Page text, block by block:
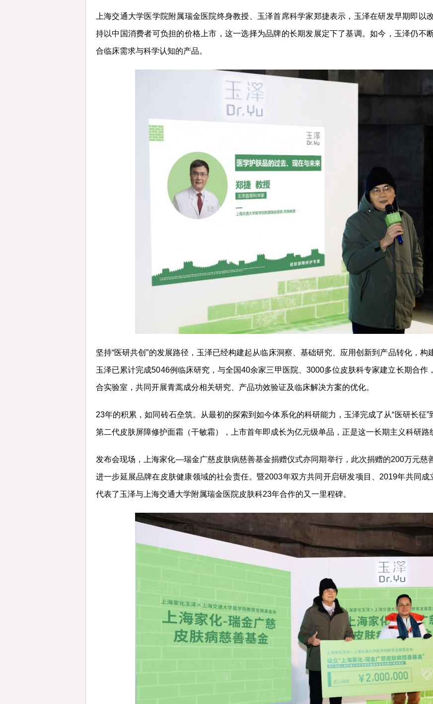
上海交通大学医学院附属瑞金医院终身教授、玉泽首席科学家郑捷表示，玉泽在研发早期即以
持以中国消费者可负担的价格上市，这一选择为品牌的长期发展定下了基调。如今，玉泽仍不
合临床需求与科学认知的产品。
坚持“医研共创”的发展路径，玉泽已经构建起从临床洞察、基础研究、应用创新到产品转化，构
玉泽已累计完成5046例临床研究，与全国40余家三甲医院、3000多位皮肤科专家建立长期合作
合实验室，共同开展青蒿成分相关研究、产品功效验证及临床解决方案的优化。
23年的积累，如同砖石垒筑。从最初的探索到如今体系化的科研能力，玉泽完成了从“医研长征”
第二代皮肤屏障修护面霜（干敏霜），上市首年即成长为亿元级单品，正是这一长期主义科研路
发布会现场，上海家化—瑞金广慈皮肤病慈善基金捐赠仪式亦同期举行，此次捐赠的200万元慈
进一步延展品牌在皮肤健康领域的社会责任。暨2003年双方共同开启研发项目、2019年共同成
代表了玉泽与上海交通大学附属瑞金医院皮肤科23年合作的又一里程碑。